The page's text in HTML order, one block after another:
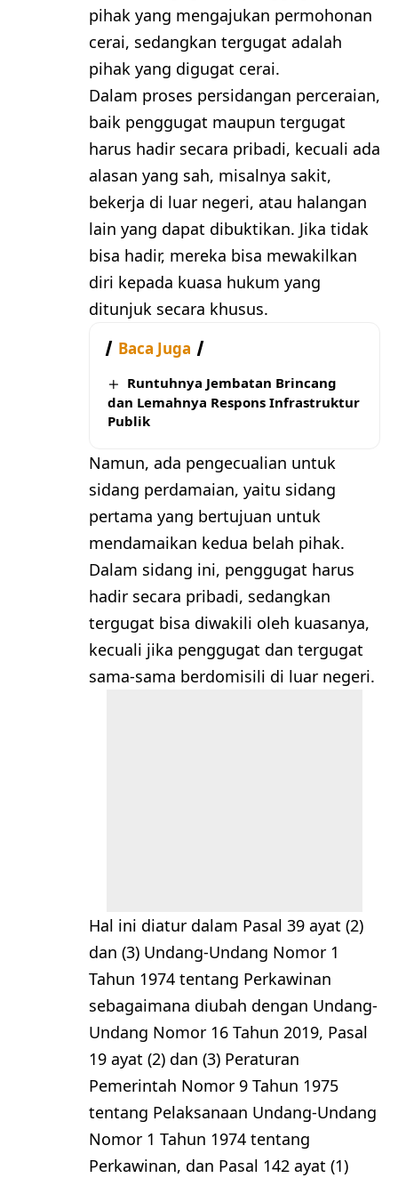
pihak yang mengajukan permohonan
cerai, sedangkan tergugat adalah
pihak yang digugat cerai.
Dalam proses persidangan perceraian,
baik penggugat maupun tergugat
harus hadir secara pribadi, kecuali ada
alasan yang sah, misalnya sakit,
bekerja di luar negeri, atau halangan
lain yang dapat dibuktikan. Jika tidak
bisa hadir, mereka bisa mewakilkan
diri kepada kuasa hukum yang
ditunjuk secara khusus.
Baca Juga
Runtuhnya Jembatan Brincang
dan Lemahnya Respons Infrastruktur
Publik
Namun, ada pengecualian untuk
sidang perdamaian, yaitu sidang
pertama yang bertujuan untuk
mendamaikan kedua belah pihak.
Dalam sidang ini, penggugat harus
hadir secara pribadi, sedangkan
tergugat bisa diwakili oleh kuasanya,
kecuali jika penggugat dan tergugat
sama-sama berdomisili di luar negeri.
Hal ini diatur dalam Pasal 39 ayat (2)
dan (3) Undang-Undang Nomor 1
Tahun 1974 tentang Perkawinan
sebagaimana diubah dengan Undang-
Undang Nomor 16 Tahun 2019, Pasal
19 ayat (2) dan (3) Peraturan
Pemerintah Nomor 9 Tahun 1975
tentang Pelaksanaan Undang-Undang
Nomor 1 Tahun 1974 tentang
Perkawinan, dan Pasal 142 ayat (1)